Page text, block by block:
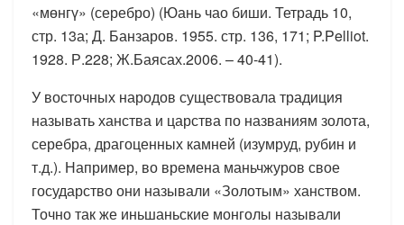
«мөнгү» (серебро) (Юань чао биши. Тетрадь 10,
стр. 13а; Д. Банзаров. 1955. стр. 136, 171; P.Pelliot.
1928. Р.228; Ж.Баясах.2006. – 40-41).
У восточных народов существовала традиция
называть ханства и царства по названиям золота,
серебра, драгоценных камней (изумруд, рубин и
т.д.). Например, во времена маньчжуров свое
государство они называли «Золотым» ханством.
Точно так же иньшаньские монголы называли